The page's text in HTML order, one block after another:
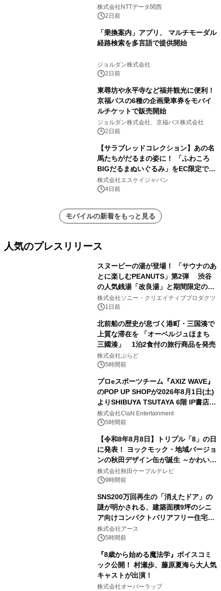
人認証と デジタルデバイド対策で実現
～
株式会社NTTデータ関西
2日前
「乗換案内」アプリ、 マルチモーダル
経路検索を多言語で提供開始
ジョルダン株式会社
2日前
東尋坊や永平寺など福井観光に便利！
京福バスの6種の企画乗車券をモバイ
ルチケットで販売開始
ジョルダン株式会社、京福バス株式会社
2日前
【サラブレッドコレクション】あの名
馬たちがだるまの姿に！ 「ふわころ
BIGだるまぬいぐるみ」をEC限定で受
注販売開始
株式会社エスケイジャパン
4日前
モバイルの新着をもっと見る
人気のプレスリリース
スヌーピーの湯が登場！ 「サウナのあ
とに楽しむPEANUTS」第2弾 渋谷
の人気銭湯「改良湯」と期間限定のコ
ラボレーション サウナイキタイコラ
ボグッズも発売決定！
株式会社ソニー・クリエイティブプロダクツ
1日前
北前船の歴史が息づく港町・三国湊で
上質な滞在を 「オーベルジュほまち
三國湊」 1泊2食付の旅行商品を発売
株式会社ぷらど
5時間前
プロeスポーツチーム『AXIZ WAVE』
のPOP UP SHOPが2026年8月1日(土)
よりSHIBUYA TSUTAYA 6階 IP書店で
開催決定！！
株式会社ClaN Entertainment
5時間前
【令和8年8月8日】トリプル「8」の日
に発表！ ヨックモック・地域バージョ
ンの秋田デザイン缶が誕生 ～かわいい
秋田犬の子犬と秋田の四季と名所を巡
るパッケージ～ 9月1日(火)秋田県内で
株式会社秋田ケーブルテレビ
9時間前
SNS200万回再生の「消えたドア」の
謎が明かされる、建築面積9坪のシニ
ア向けコンパクトバリアフリー住宅が
誕生
株式会社アース
5時間前
『8歳から始める魔法学』ボイスコミ
ック公開！ 村瀬歩、藤原夏海ら大人気
キャストが出演！
株式会社オーバーラップ